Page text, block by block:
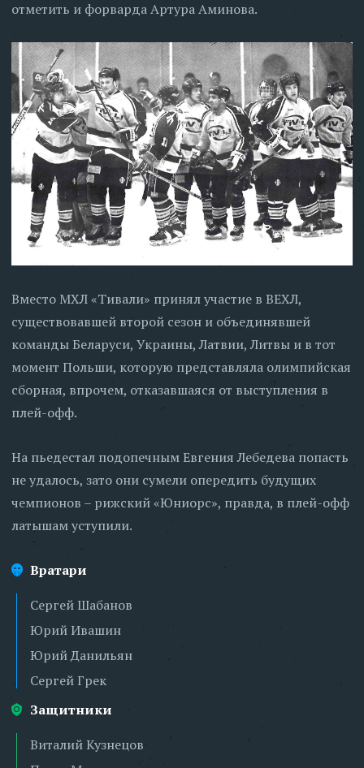
отметить и форварда Артура Аминова.
Вместо МХЛ «Тивали» принял участие в ВЕХЛ,
существовавшей второй сезон и объединявшей
команды Беларуси, Украины, Латвии, Литвы и в тот
момент Польши, которую представляла олимпийская
сборная, впрочем, отказавшаяся от выступления в
плей-офф.
На пьедестал подопечным Евгения Лебедева попасть
не удалось, зато они сумели опередить будущих
чемпионов – рижский «Юниорс», правда, в плей-офф
латышам уступили.
Вратари
Сергей Шабанов
Юрий Ивашин
Юрий Данильян
Сергей Грек
Защитники
Виталий Кузнецов